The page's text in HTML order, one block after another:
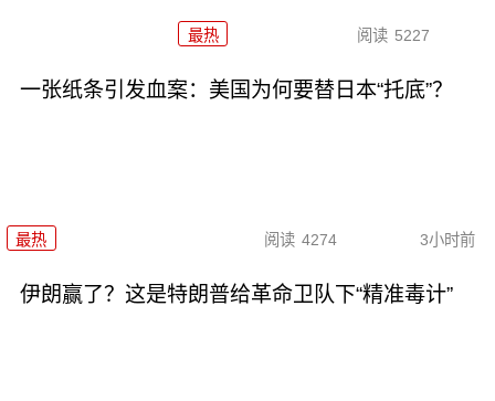
最热 阅读 5227
一张纸条引发血案：美国为何要替日本“托底”？
最热 阅读 4274 3小时前
伊朗赢了？这是特朗普给革命卫队下“精准毒计”